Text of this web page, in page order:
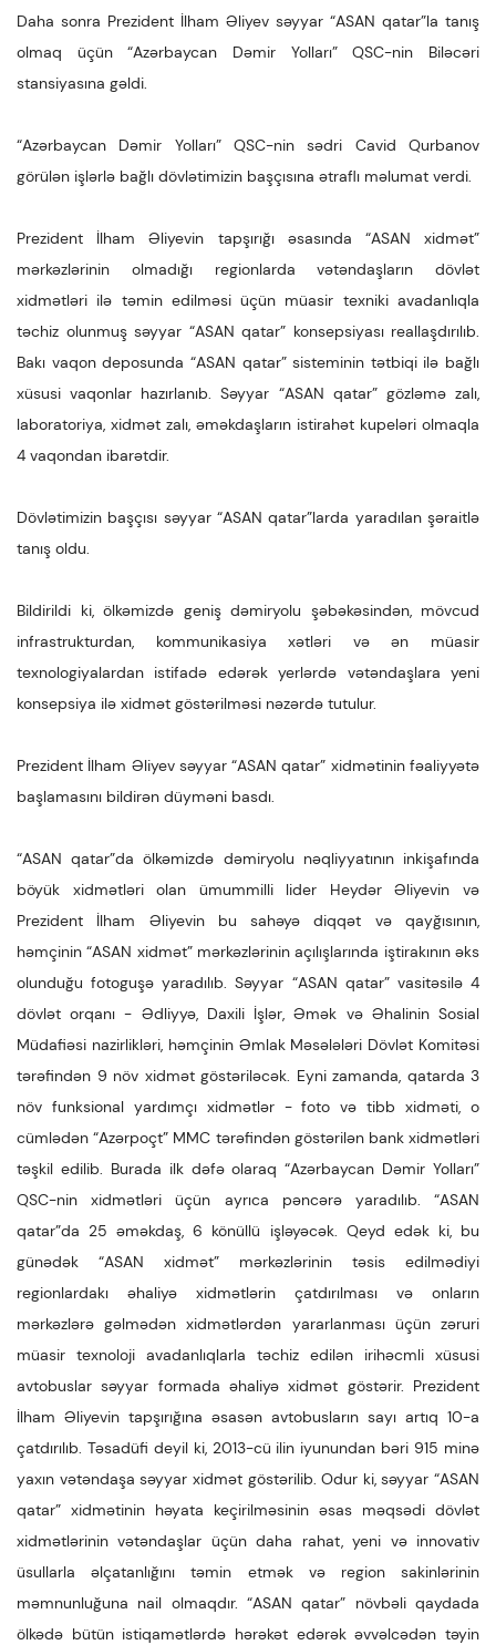
Daha sonra Prezident İlham Əliyev səyyar “ASAN qatar”la tanış
olmaq üçün “Azərbaycan Dəmir Yolları” QSC-nin Biləcəri
stansiyasına gəldi.
“Azərbaycan Dəmir Yolları” QSC-nin sədri Cavid Qurbanov
görülən işlərlə bağlı dövlətimizin başçısına ətraflı məlumat verdi.
Prezident İlham Əliyevin tapşırığı əsasında “ASAN xidmət”
mərkəzlərinin olmadığı regionlarda vətəndaşların dövlət
xidmətləri ilə təmin edilməsi üçün müasir texniki avadanlıqla
təchiz olunmuş səyyar “ASAN qatar” konsepsiyası reallaşdırılıb.
Bakı vaqon deposunda “ASAN qatar” sisteminin tətbiqi ilə bağlı
xüsusi vaqonlar hazırlanıb. Səyyar “ASAN qatar” gözləmə zalı,
laboratoriya, xidmət zalı, əməkdaşların istirahət kupeləri olmaqla
4 vaqondan ibarətdir.
Dövlətimizin başçısı səyyar “ASAN qatar”larda yaradılan şəraitlə
tanış oldu.
Bildirildi ki, ölkəmizdə geniş dəmiryolu şəbəkəsindən, mövcud
infrastrukturdan, kommunikasiya xətləri və ən müasir
texnologiyalardan istifadə edərək yerlərdə vətəndaşlara yeni
konsepsiya ilə xidmət göstərilməsi nəzərdə tutulur.
Prezident İlham Əliyev səyyar “ASAN qatar” xidmətinin fəaliyyətə
başlamasını bildirən düyməni basdı.
“ASAN qatar”da ölkəmizdə dəmiryolu nəqliyyatının inkişafında
böyük xidmətləri olan ümummilli lider Heydər Əliyevin və
Prezident İlham Əliyevin bu sahəyə diqqət və qayğısının,
həmçinin “ASAN xidmət” mərkəzlərinin açılışlarında iştirakının əks
olunduğu fotoguşə yaradılıb. Səyyar “ASAN qatar” vasitəsilə 4
dövlət orqanı - Ədliyyə, Daxili İşlər, Əmək və Əhalinin Sosial
Müdafiəsi nazirlikləri, həmçinin Əmlak Məsələləri Dövlət Komitəsi
tərəfindən 9 növ xidmət göstəriləcək. Eyni zamanda, qatarda 3
növ funksional yardımçı xidmətlər - foto və tibb xidməti, o
cümlədən “Azərpoçt” MMC tərəfindən göstərilən bank xidmətləri
təşkil edilib. Burada ilk dəfə olaraq “Azərbaycan Dəmir Yolları”
QSC-nin xidmətləri üçün ayrıca pəncərə yaradılıb. “ASAN
qatar”da 25 əməkdaş, 6 könüllü işləyəcək. Qeyd edək ki, bu
günədək “ASAN xidmət” mərkəzlərinin təsis edilmədiyi
regionlardakı əhaliyə xidmətlərin çatdırılması və onların
mərkəzlərə gəlmədən xidmətlərdən yararlanması üçün zəruri
müasir texnoloji avadanlıqlarla təchiz edilən irihəcmli xüsusi
avtobuslar səyyar formada əhaliyə xidmət göstərir. Prezident
İlham Əliyevin tapşırığına əsasən avtobusların sayı artıq 10-a
çatdırılıb. Təsadüfi deyil ki, 2013-cü ilin iyunundan bəri 915 minə
yaxın vətəndaşa səyyar xidmət göstərilib. Odur ki, səyyar “ASAN
qatar” xidmətinin həyata keçirilməsinin əsas məqsədi dövlət
xidmətlərinin vətəndaşlar üçün daha rahat, yeni və innovativ
üsullarla əlçatanlığını təmin etmək və region sakinlərinin
məmnunluğuna nail olmaqdır. “ASAN qatar” növbəli qaydada
ölkədə bütün istiqamətlərdə hərəkət edərək əvvəlcədən təyin